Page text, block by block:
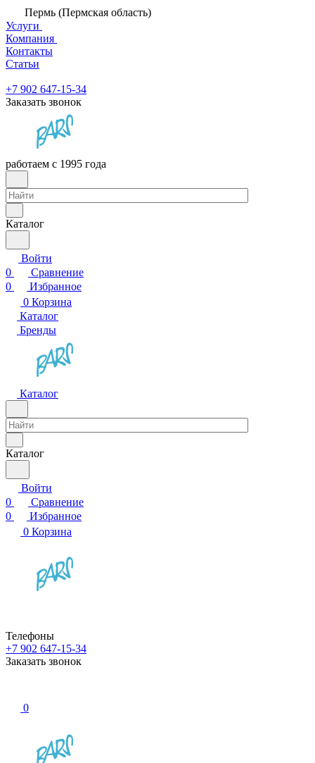
Пермь (Пермская область)
Услуги
Компания
Контакты
Статьи
+7 902 647-15-34
Заказать звонок
работаем с 1995 года
Каталог
Войти
0
Сравнение
0
Избранное
0 Корзина
Каталог
Бренды
Каталог
Каталог
Войти
0
Сравнение
0
Избранное
0 Корзина
Телефоны
+7 902 647-15-34
Заказать звонок
0